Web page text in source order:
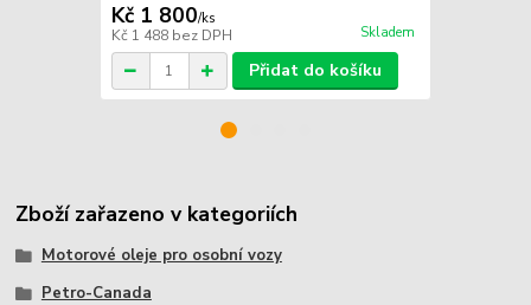
Kč 1 800/ks
Kč 1 488 bez DPH Skladem
Přidat do košíku
Zboží zařazeno v kategoriích
Motorové oleje pro osobní vozy
Petro-Canada